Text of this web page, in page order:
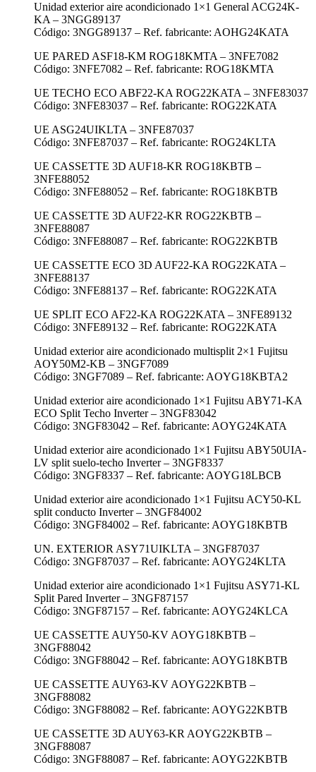
Unidad exterior aire acondicionado 1×1 General ACG24K-
KA – 3NGG89137
Código: 3NGG89137 – Ref. fabricante: AOHG24KATA
UE PARED ASF18-KM ROG18KMTA – 3NFE7082
Código: 3NFE7082 – Ref. fabricante: ROG18KMTA
UE TECHO ECO ABF22-KA ROG22KATA – 3NFE83037
Código: 3NFE83037 – Ref. fabricante: ROG22KATA
UE ASG24UIKLTA – 3NFE87037
Código: 3NFE87037 – Ref. fabricante: ROG24KLTA
UE CASSETTE 3D AUF18-KR ROG18KBTB –
3NFE88052
Código: 3NFE88052 – Ref. fabricante: ROG18KBTB
UE CASSETTE 3D AUF22-KR ROG22KBTB –
3NFE88087
Código: 3NFE88087 – Ref. fabricante: ROG22KBTB
UE CASSETTE ECO 3D AUF22-KA ROG22KATA –
3NFE88137
Código: 3NFE88137 – Ref. fabricante: ROG22KATA
UE SPLIT ECO AF22-KA ROG22KATA – 3NFE89132
Código: 3NFE89132 – Ref. fabricante: ROG22KATA
Unidad exterior aire acondicionado multisplit 2×1 Fujitsu
AOY50M2-KB – 3NGF7089
Código: 3NGF7089 – Ref. fabricante: AOYG18KBTA2
Unidad exterior aire acondicionado 1×1 Fujitsu ABY71-KA
ECO Split Techo Inverter – 3NGF83042
Código: 3NGF83042 – Ref. fabricante: AOYG24KATA
Unidad exterior aire acondicionado 1×1 Fujitsu ABY50UIA-
LV split suelo-techo Inverter – 3NGF8337
Código: 3NGF8337 – Ref. fabricante: AOYG18LBCB
Unidad exterior aire acondicionado 1×1 Fujitsu ACY50-KL
split conducto Inverter – 3NGF84002
Código: 3NGF84002 – Ref. fabricante: AOYG18KBTB
UN. EXTERIOR ASY71UIKLTA – 3NGF87037
Código: 3NGF87037 – Ref. fabricante: AOYG24KLTA
Unidad exterior aire acondicionado 1×1 Fujitsu ASY71-KL
Split Pared Inverter – 3NGF87157
Código: 3NGF87157 – Ref. fabricante: AOYG24KLCA
UE CASSETTE AUY50-KV AOYG18KBTB –
3NGF88042
Código: 3NGF88042 – Ref. fabricante: AOYG18KBTB
UE CASSETTE AUY63-KV AOYG22KBTB –
3NGF88082
Código: 3NGF88082 – Ref. fabricante: AOYG22KBTB
UE CASSETTE 3D AUY63-KR AOYG22KBTB –
3NGF88087
Código: 3NGF88087 – Ref. fabricante: AOYG22KBTB